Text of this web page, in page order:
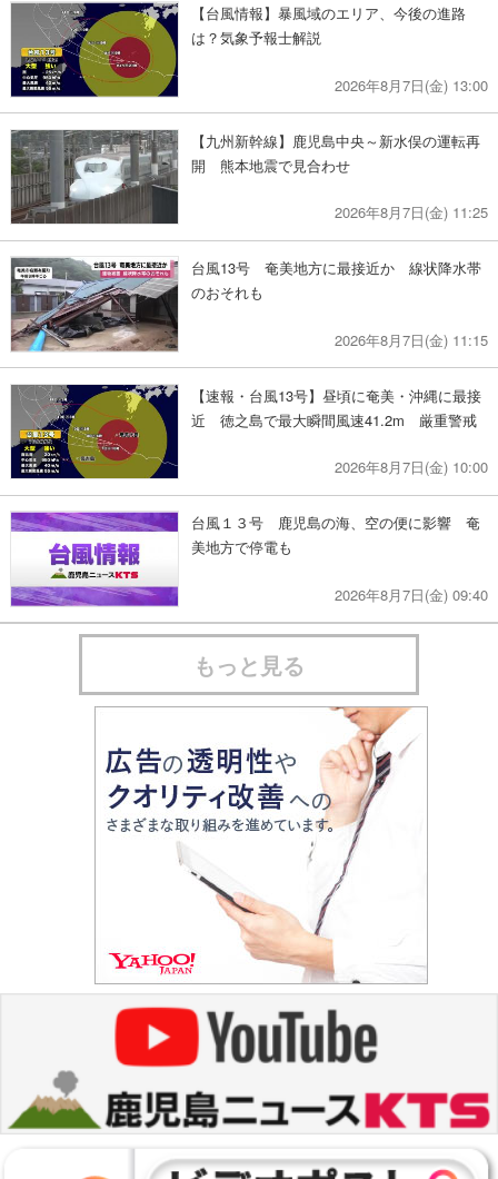
【台風情報】暴風域のエリア、今後の進路
は？気象予報士解説
2026年8月7日(金) 13:00
【九州新幹線】鹿児島中央～新水俣の運転再
開 熊本地震で見合わせ
2026年8月7日(金) 11:25
台風13号 奄美地方に最接近か 線状降水帯
のおそれも
2026年8月7日(金) 11:15
【速報・台風13号】昼頃に奄美・沖縄に最接
近 徳之島で最大瞬間風速41.2m 厳重警戒
2026年8月7日(金) 10:00
台風１３号 鹿児島の海、空の便に影響 奄
美地方で停電も
2026年8月7日(金) 09:40
もっと見る